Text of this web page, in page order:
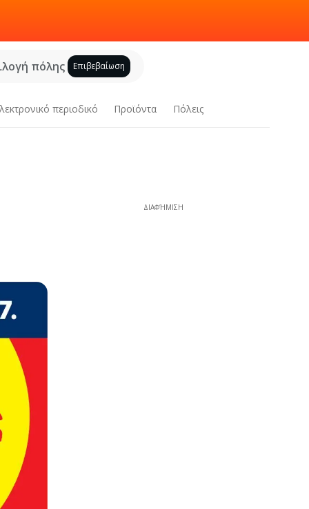
πόλης Επιβεβαίωση
περιοδικό Προϊόντα Πόλεις
ΔΙΑΦΉΜΙΣΗ